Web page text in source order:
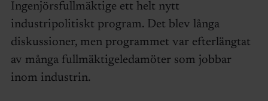
Ingenjörsfullmäktige ett helt nytt
industripolitiskt program. Det blev långa
diskussioner, men programmet var efterlängtat
av många fullmäktigeledamöter som jobbar
inom industrin.